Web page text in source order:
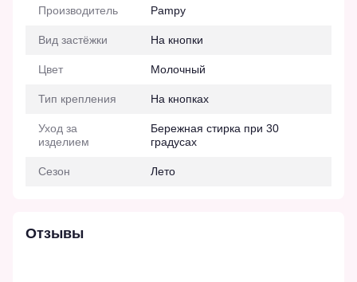
Производитель Pampy
Вид застёжки На кнопки
Цвет Молочный
Тип крепления На кнопках
Уход за
изделием
Бережная стирка при 30
градусах
Сезон Лето
Отзывы